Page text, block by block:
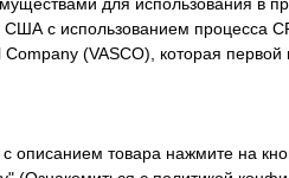
с использованием процесса
(VASCO), которая первой
описанием товара нажмите на